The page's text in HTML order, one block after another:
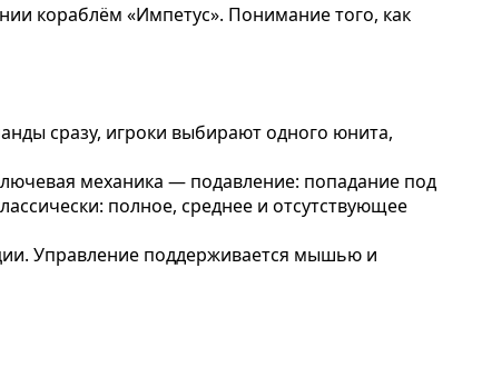
кораблём «Импетус». Понимание того, как
сразу, игроки выбирают одного юнита,
механика — подавление: попадание под
полное, среднее и отсутствующее
Управление поддерживается мышью и